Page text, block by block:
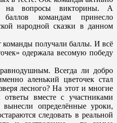
на вопросы викторины. А
баллов командам принесло
народной сказки в данном
получали баллы. И всё
одержала весомую победу
Всегда ли добро
аленький цветочек стал
лесного? На этот и многие
вместе с участниками
вынесли определённые уроки,
следовать в реальной